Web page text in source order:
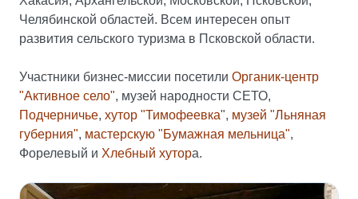
Челябинской областей. Всем интересен опыт
развития сельского туризма в Псковской области.
Участники бизнес-миссии посетили Органик-центр
"Активное село", музей народности СЕТО,
Подчерничье, хутор "Тимофеевка", музей "Льняная
губерния", мастерскую "Бумажная мельница",
Форелевый и Хлебный хутора.